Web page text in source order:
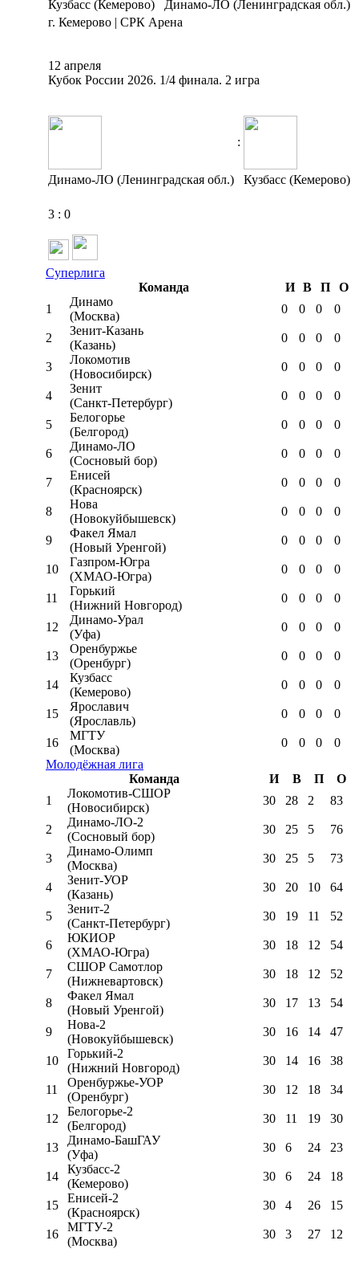
Кузбасс (Кемерово)
Динамо-ЛО (Ленинградская обл.)
г. Кемерово | СРК Арена
12 апреля
Кубок России 2026. 1/4 финала. 2 игра
:
Динамо-ЛО (Ленинградская обл.) Кузбасс (Кемерово)
3 : 0
Суперлига
Команда
И В П
О
1
Динамо
(Москва)
0 0 0 0
2
Зенит-Казань
(Казань)
0 0 0 0
3
Локомотив
(Новосибирск)
0 0 0 0
4
Зенит
(Санкт-Петербург)
0 0 0 0
5
Белогорье
(Белгород)
0 0 0 0
6
Динамо-ЛО
(Сосновый бор)
0 0 0 0
7
Енисей
(Красноярск)
0 0 0 0
8
Нова
(Новокуйбышевск)
0 0 0 0
9
Факел Ямал
(Новый Уренгой)
0 0 0 0
10
Газпром-Югра
(ХМАО-Югра)
0 0 0 0
11
Горький
(Нижний Новгород)
0 0 0 0
12
Динамо-Урал
(Уфа)
0 0 0 0
13
Оренбуржье
(Оренбург)
0 0 0 0
14
Кузбасс
(Кемерово)
0 0 0 0
15
Ярославич
(Ярославль)
0 0 0 0
16
МГТУ
(Москва)
0 0 0
0
Молодёжная лига
Команда
И В П
О
1
Локомотив-CШОР
(Новосибирск)
30 28 2 83
2
Динамо-ЛО-2
(Сосновый бор)
30 25 5 76
3
Динамо-Олимп
(Москва)
30 25 5 73
4
Зенит-УОР
(Казань)
30 20 10 64
5
Зенит-2
(Санкт-Петербург)
30 19 11 52
6
ЮКИОР
(ХМАО-Югра)
30 18 12 54
7
СШОР Самотлор
(Нижневартовск)
30 18 12 52
8
Факел Ямал
(Новый Уренгой)
30 17 13 54
9
Нова-2
(Новокуйбышевск)
30 16 14 47
10
Горький-2
(Нижний Новгород)
30 14 16 38
11
Оренбуржье-УОР
(Оренбург)
30 12 18 34
12
Белогорье-2
(Белгород)
30 11 19 30
13
Динамо-БашГАУ
(Уфа)
30 6 24 23
14
Кузбасс-2
(Кемерово)
30 6 24 18
15
Енисей-2
(Красноярск)
30 4 26 15
16
МГТУ-2
(Москва)
30 3 27 12